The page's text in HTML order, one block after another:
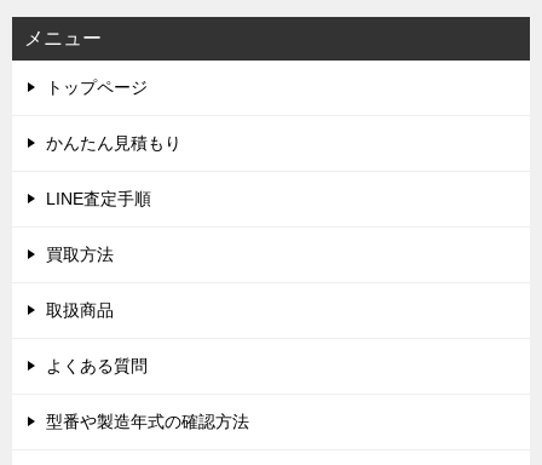
ビ
ゲ
ー
シ
メニュー
トップページ
かんたん見積もり
LINE査定手順
買取方法
取扱商品
よくある質問
型番や製造年式の確認方法